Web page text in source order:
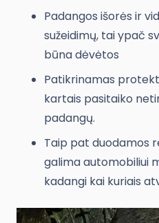
Padangos išorės ir
sužeidimų, tai ypač
būna dėvėtos
Patikrinamas
kartais pasitaiko
padangų.
Taip pat duodamos
galima automobiliui
kadangi kai kuriais